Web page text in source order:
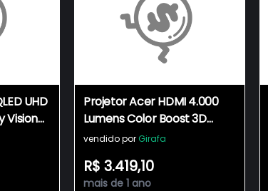
UHD
Vision
Projetor Acer HDMI 4.000
Lumens Color Boost 3D
X1123HP
vendido por Girafa
R$ 3.419,10
mais de 1 ano